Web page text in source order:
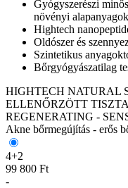
Gyógyszerészi
növényi alapanyagok
Hightech
Oldószer és
Szintetikus
Bőrgyógyászatilag
HIGHTECH NATURAL
ELLENŐRZÖTT
REGENERATING -
Akne bőrmegújítás - erős
4+2
99 800 Ft
-